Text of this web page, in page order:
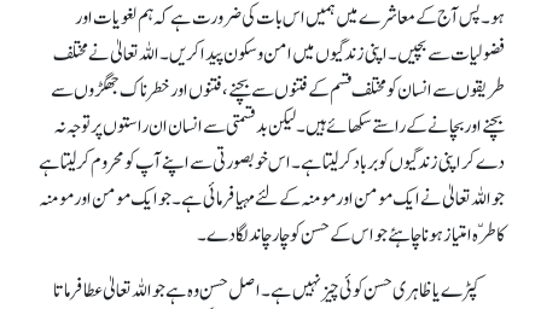
ہو۔ پس آج کے معاشرے میں ہمیں اس بات کی ضرورت ہے کہ ہم لغویات اور
فضولیات سے بچیں۔ اپنی زندگیوں میں امن و سکون پیدا کریں۔ اللہ تعالیٰ نے مختلف
طریقوں سے انسان کو مختلف قسم کے فتنوں سے بچنے، فتنوں اور خطرناک جھگڑوں سے
بچنے اور بچانے کے راستے سکھائے ہیں۔ لیکن بدقسمتی سے انسان ان راستوں پر توجہ نہ
دے کر اپنی زندگیوں کو برباد کر لیتا ہے۔ اس خوبصورتی سے اپنے آپ کو محروم کر لیتا ہے
جو اللہ تعالیٰ نے ایک مومن اور مومنہ کے لئے مہیا فرمائی ہے۔ جو ایک مومن اور مومنہ
کا طرّہ امتیاز ہونا چاہئے جو اس کے حسن کو چار چاند لگا دے۔
کپڑے یا ظاہری حسن کوئی چیز نہیں ہے۔ اصل حسن وہ ہے جو اللہ تعالیٰ عطا فرماتا